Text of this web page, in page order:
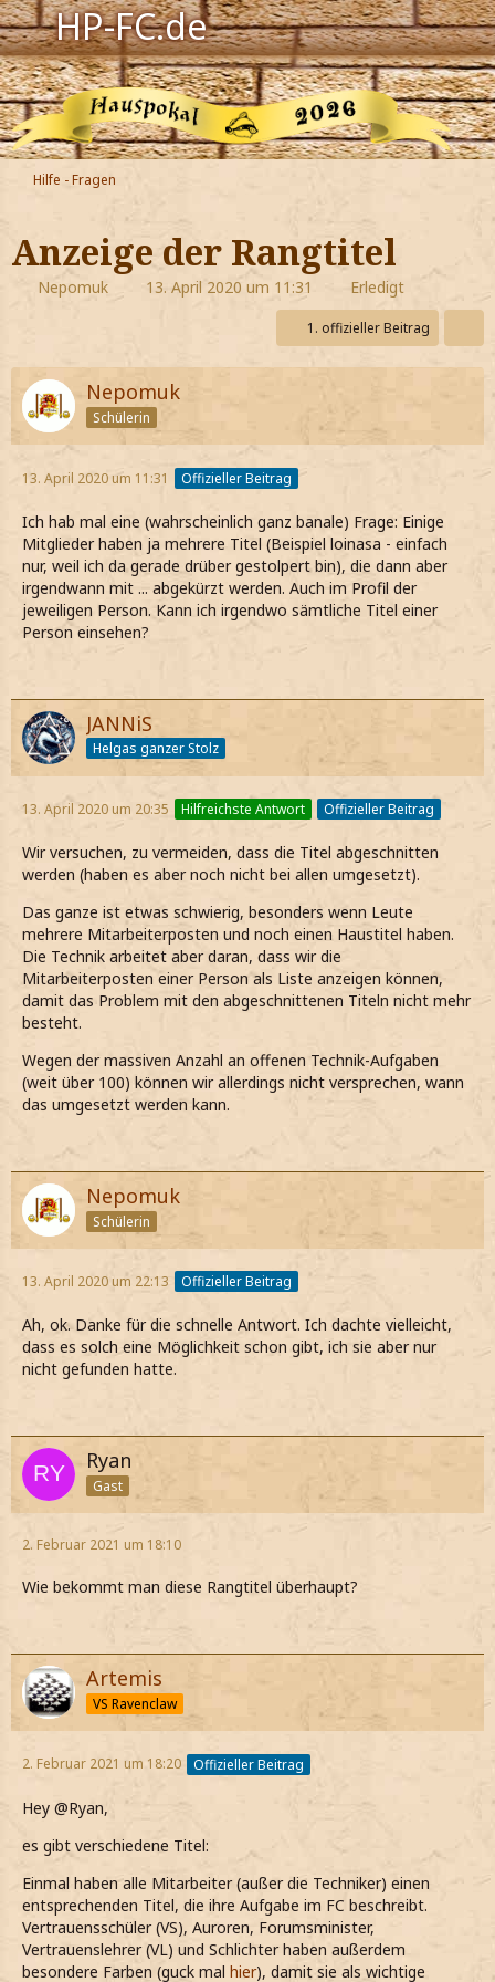
HP-FC.de
Navigation
Harry Potter
Der HP-FC
Hogwarts
Zauberwelt
Jetzt Fanclub-Mitglied werden!
Hilfe - Fragen
Anzeige der Rangtitel
Nepomuk 13. April 2020 um 11:31 Erledigt
1. offizieller Beitrag
Nepomuk
Schülerin
13. April 2020 um 11:31 Offizieller Beitrag
Ich hab mal eine (wahrscheinlich ganz banale) Frage: Einige
Mitglieder haben ja mehrere Titel (Beispiel loinasa - einfach
nur, weil ich da gerade drüber gestolpert bin), die dann aber
irgendwann mit ... abgekürzt werden. Auch im Profil der
jeweiligen Person. Kann ich irgendwo sämtliche Titel einer
Person einsehen?
JANNiS
Helgas ganzer Stolz
13. April 2020 um 20:35 Hilfreichste Antwort Offizieller Beitrag
Wir versuchen, zu vermeiden, dass die Titel abgeschnitten
werden (haben es aber noch nicht bei allen umgesetzt).
Das ganze ist etwas schwierig, besonders wenn Leute
mehrere Mitarbeiterposten und noch einen Haustitel haben.
Die Technik arbeitet aber daran, dass wir die
Mitarbeiterposten einer Person als Liste anzeigen können,
damit das Problem mit den abgeschnittenen Titeln nicht mehr
besteht.
Wegen der massiven Anzahl an offenen Technik-Aufgaben
(weit über 100) können wir allerdings nicht versprechen, wann
das umgesetzt werden kann.
Nepomuk
Schülerin
13. April 2020 um 22:13 Offizieller Beitrag
Ah, ok. Danke für die schnelle Antwort. Ich dachte vielleicht,
dass es solch eine Möglichkeit schon gibt, ich sie aber nur
nicht gefunden hatte.
Ryan
Gast
2. Februar 2021 um 18:10
Wie bekommt man diese Rangtitel überhaupt?
Artemis
VS Ravenclaw
2. Februar 2021 um 18:20 Offizieller Beitrag
Hey @Ryan,
es gibt verschiedene Titel:
Einmal haben alle Mitarbeiter (außer die Techniker) einen
entsprechenden Titel, die ihre Aufgabe im FC beschreibt.
Vertrauensschüler (VS), Auroren, Forumsminister,
Vertrauenslehrer (VL) und Schlichter haben außerdem
besondere Farben (guck mal hier), damit sie als wichtige